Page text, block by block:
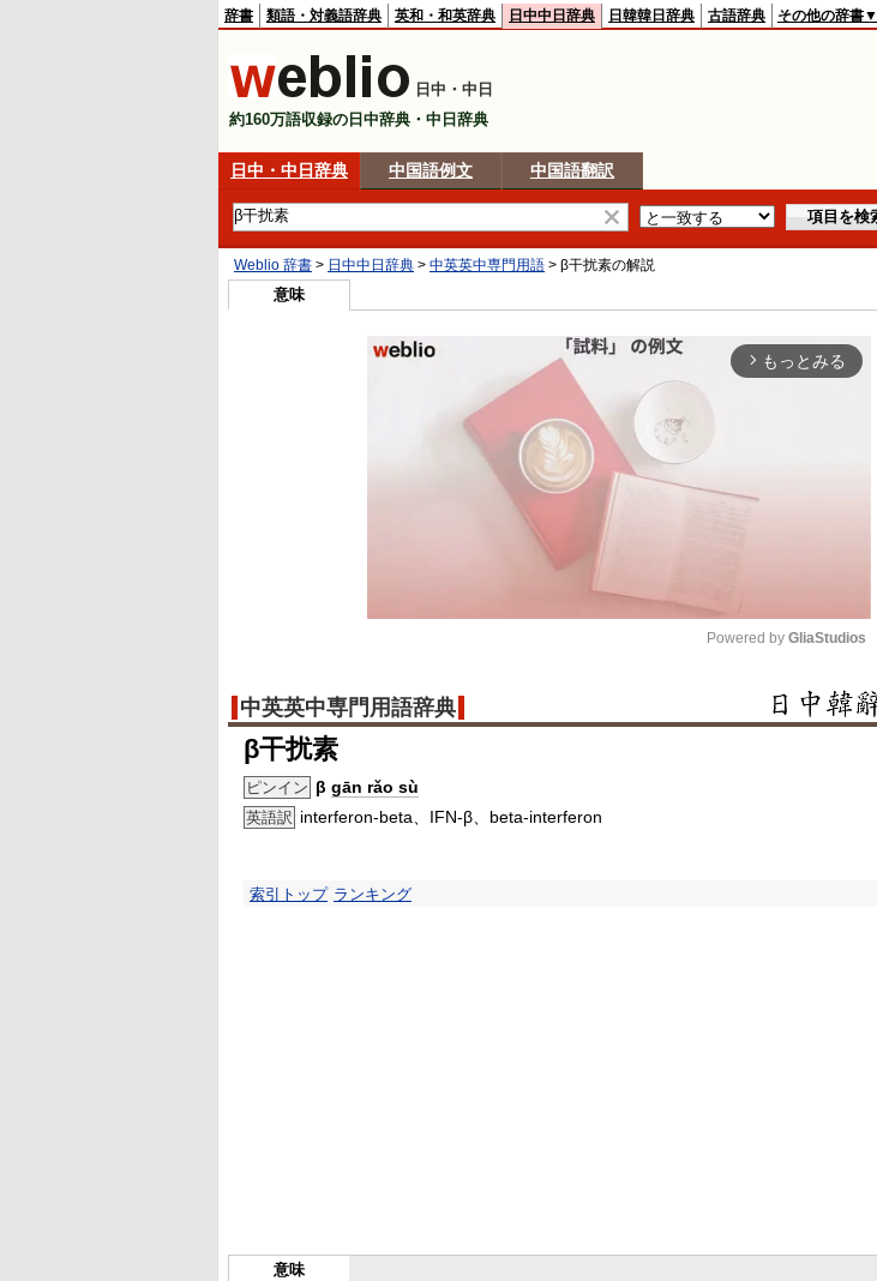
辞書 類語・対義語辞典 英和・和英辞典 日中中日辞典 日韓韓日辞典 古語辞典 その他の辞書▼
日中・中日
約160万語収録の日中辞典・中日辞典
日中・中日辞典 中国語例文 中国語翻訳
Weblio 辞書 > 日中中日辞典 > 中英英中専門用語 > β干扰素の解説
意味
arrow_forward_ios もっとみる
Mute
Powered by GliaStudios
中英英中専門用語辞典
β干扰素
ピンイン β gān rǎo sù
英語訳 interferon-beta、IFN-β、beta-interferon
索引トップ ランキング
意味